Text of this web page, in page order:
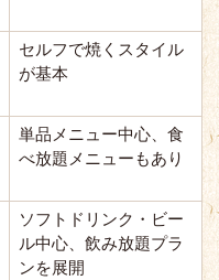
セルフで焼くスタイル
が基本
単品メニュー中心、食
べ放題メニューもあり
ソフトドリンク・ビー
ル中心、飲み放題プラ
ンを展開